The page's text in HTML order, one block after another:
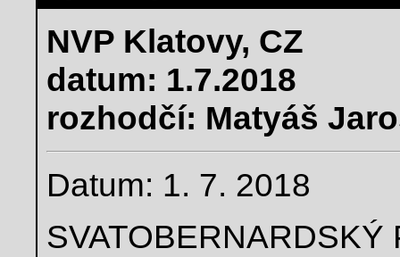
NVP Klatovy, CZ
datum: 1.7.2018
rozhodčí: Matyáš
Datum: 1. 7. 2018